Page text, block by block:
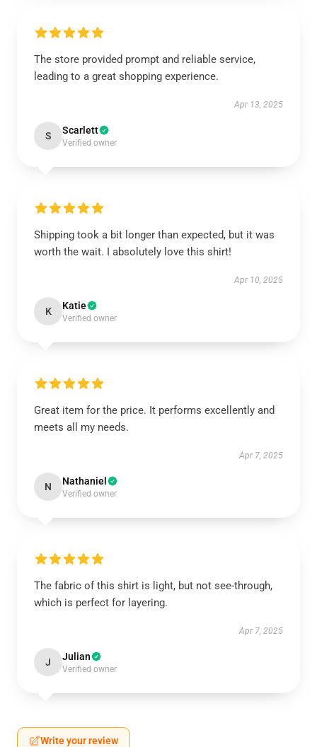
The store provided prompt and reliable service,
leading to a great shopping experience.
Apr 13, 2025
S Scarlett
Verified owner
Shipping took a bit longer than expected, but it was
worth the wait. I absolutely love this shirt!
Apr 10, 2025
K Katie
Verified owner
Great item for the price. It performs excellently and
meets all my needs.
Apr 7, 2025
N Nathaniel
Verified owner
The fabric of this shirt is light, but not see-through,
which is perfect for layering.
Apr 7, 2025
J Julian
Verified owner
Write your review